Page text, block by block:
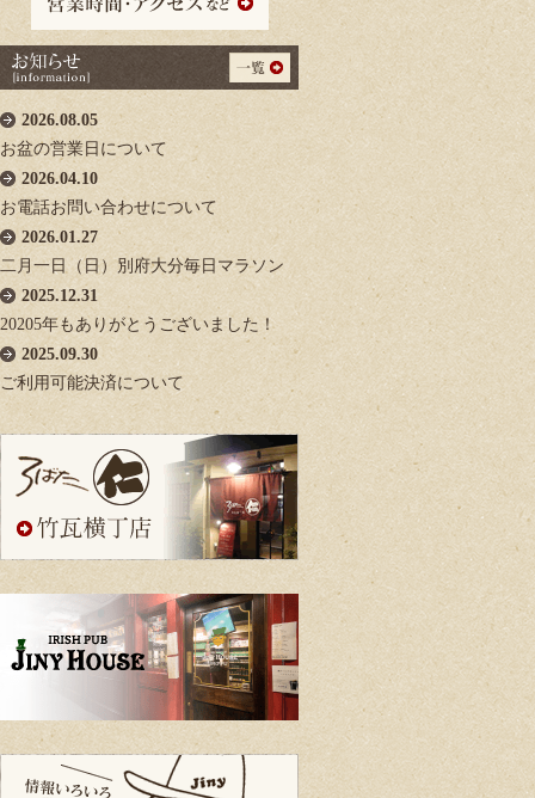
2026.08.05
お盆の営業日について
2026.04.10
お電話お問い合わせについて
2026.01.27
二月一日（日）別府大分毎日マラソン
2025.12.31
20205年もありがとうございました！
2025.09.30
ご利用可能決済について